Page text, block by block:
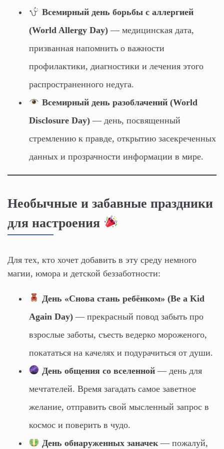
Всемирный день борьбы с аллергией
(World Allergy Day) — медицинская дата,
призванная напомнить о важности
профилактики, диагностики и лечения этого
распространенного недуга.
Всемирный день разоблачений (World
Disclosure Day) — день, посвященный
стремлению к правде, открытию засекреченных
данных и прозрачности информации в мире.
Необычные и забавные праздники
для настроения
Для тех, кто хочет добавить в эту среду немного
магии, юмора и детской беззаботности:
День «Снова стань ребёнком» (Be a Kid
Again Day) — прекрасный повод забыть про
взрослые заботы, съесть ведерко мороженого,
покататься на качелях и подурачиться от души.
День общения со вселенной— день для
мечтателей. Время загадать самое заветное
желание, отправить свой мысленный запрос в
космос и поверить в чудо.
День обнаруженных заначек— пожалуй,